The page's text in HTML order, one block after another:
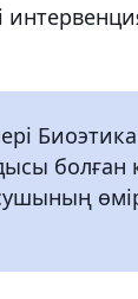
болған